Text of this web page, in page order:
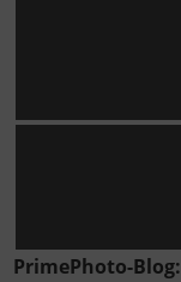
PrimePhoto-Blog: